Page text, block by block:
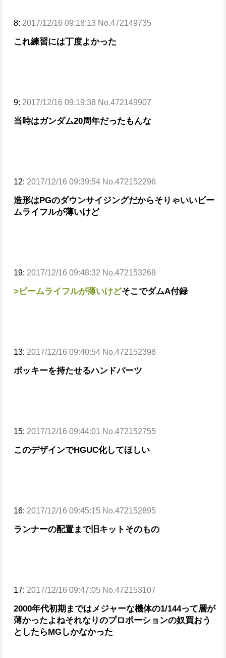
8: 2017/12/16 09:18:13 No.472149735
これ練習には丁度よかった
9: 2017/12/16 09:19:38 No.472149907
当時はガンダム20周年だったもんな
12: 2017/12/16 09:39:54 No.472152296
造形はPGのダウンサイジングだからそりゃいいビー
ムライフルが薄いけど
19: 2017/12/16 09:48:32 No.472153268
>ビームライフルが薄いけどそこでダムA付録
13: 2017/12/16 09:40:54 No.472152398
ポッキーを持たせるハンドパーツ
15: 2017/12/16 09:44:01 No.472152755
このデザインでHGUC化してほしい
16: 2017/12/16 09:45:15 No.472152895
ランナーの配置まで旧キットそのもの
17: 2017/12/16 09:47:05 No.472153107
2000年代初期まではメジャーな機体の1/144って層が
薄かったよねそれなりのプロポーションの奴買おう
としたらMGしかなかった